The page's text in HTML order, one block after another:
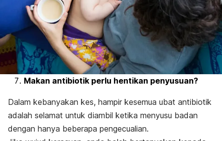
Makan antibiotik perlu hentikan penyusuan?
Dalam kebanyakan kes, hampir kesemua ubat antibiotik
adalah selamat untuk diambil ketika menyusu badan
dengan hanya beberapa pengecualian.